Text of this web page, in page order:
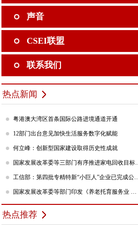
声音
CSEI联盟
联系我们
热点新闻
粤港澳大湾区首条国际公路进境通道开通
12部门出台意见加快生活服务数字化赋能
何立峰：创新型国家建设取得历史性成就
国家发展改革委等
工信部：第四批专精特新“小巨人”
国家发展改革委等部门印发《养老托育服务业 纾困扶持若干政策措施》的通知
热点推荐